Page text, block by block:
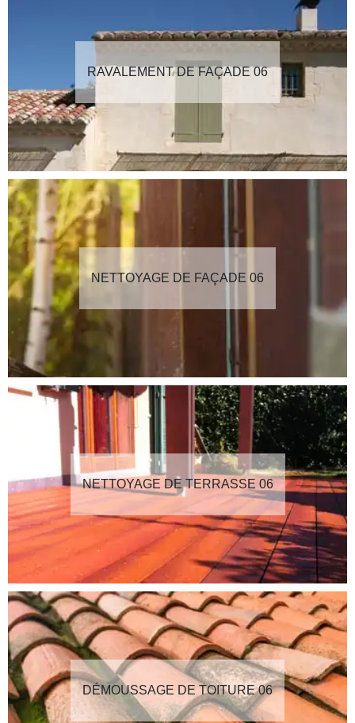
RAVALEMENT DE FAÇADE 06
NETTOYAGE DE FAÇADE 06
NETTOYAGE DE TERRASSE 06
DÉMOUSSAGE DE TOITURE 06